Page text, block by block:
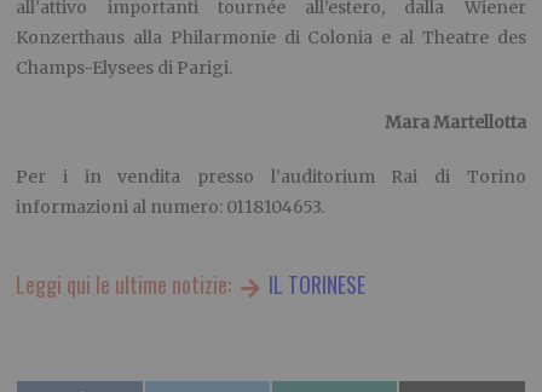
all’attivo importanti tournée all’estero, dalla Wiener
Konzerthaus alla Philarmonie di Colonia e al Theatre des
Champs-Elysees di Parigi.
Mara Martellotta
Per i in vendita presso l’auditorium Rai di Torino
informazioni al numero: 0118104653.
Leggi qui le ultime notizie: IL TORINESE